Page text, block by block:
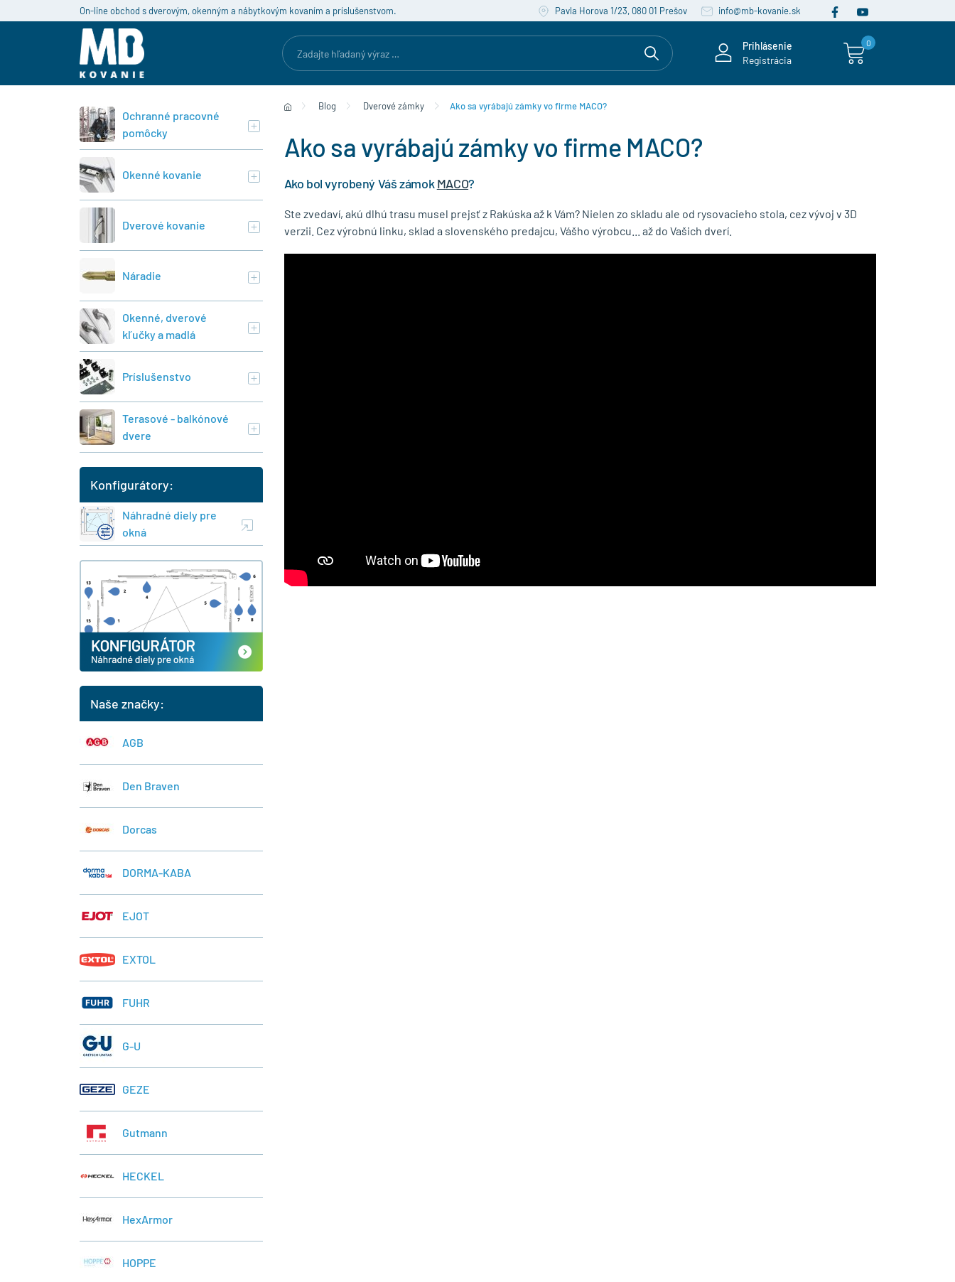
On-line obchod s dverovým, okenným a nábytkovým kovaním a príslušenstvom. Pavla Horova 1/23, 080 01 Prešov info@mb-kovanie.sk
Prihlásenie
Registrácia
0
Blog Dverové zámky Ako sa vyrábajú zámky vo firme MACO?
Ako sa vyrábajú zámky vo firme MACO?
Ako bol vyrobený Váš zámokMACO?
Ste zvedaví, akú dlhú trasu musel prejsť z Rakúska až k Vám? Nielen zo skladu ale od rysovacieho stola, cez vývoj v 3D
verzii. Cez výrobnú linku, sklad a slovenského predajcu, Vášho výrobcu... až do Vašich dverí.
Ochranné pracovné
pomôcky
Okenné kovanie
Dverové kovanie
Náradie
Okenné, dverové
kľučky a madlá
Príslušenstvo
Terasové - balkónové
dvere
Konfigurátory:
Náhradné diely pre
okná
Naše značky:
AGB
Den Braven
Dorcas
DORMA-KABA
EJOT
EXTOL
FUHR
G-U
GEZE
Gutmann
HECKEL
HexArmor
HOPPE